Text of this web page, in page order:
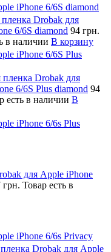
iPhone 6/6S diamond
Drobak для
6/6S diamond 94 грн.
в наличии В корзину
iPhone 6/6S Plus
Drobak для
6/6S Plus diamond 94
есть в наличии В
iPhone 6/6s Plus
для Apple iPhone
грн. Товар есть в
iPhone 6/6s Privacy
Drobak для Apple